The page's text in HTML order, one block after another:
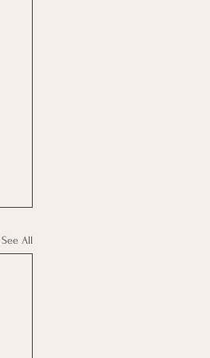
See All